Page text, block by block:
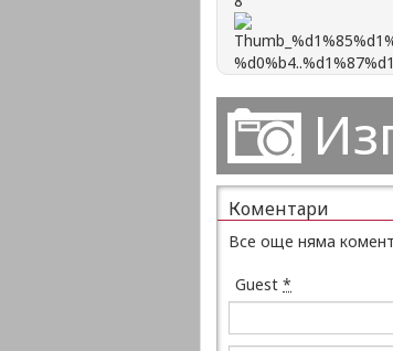
Коментари
Все още няма
Guest *